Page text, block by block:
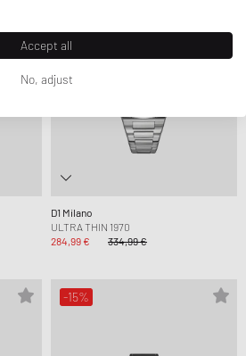
D1 Milano
ULTRA THIN 1970
284,99 €
334,99 €
-15%
Accept all
No, adjust